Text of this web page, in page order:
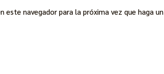
navegador para la próxima vez que haga un